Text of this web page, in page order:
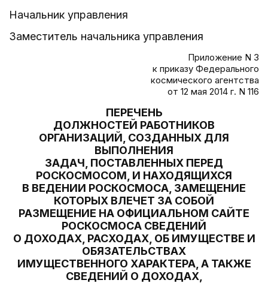
Начальник управления
Заместитель начальника управления
Приложение N 3
к приказу Федерального
космического агентства
от 12 мая 2014 г. N 116
ПЕРЕЧЕНЬ
ДОЛЖНОСТЕЙ РАБОТНИКОВ
ОРГАНИЗАЦИЙ, СОЗДАННЫХ ДЛЯ
ВЫПОЛНЕНИЯ
ЗАДАЧ, ПОСТАВЛЕННЫХ ПЕРЕД
РОСКОСМОСОМ, И НАХОДЯЩИХСЯ
В ВЕДЕНИИ РОСКОСМОСА, ЗАМЕЩЕНИЕ
КОТОРЫХ ВЛЕЧЕТ ЗА СОБОЙ
РАЗМЕЩЕНИЕ НА ОФИЦИАЛЬНОМ САЙТЕ
РОСКОСМОСА СВЕДЕНИЙ
О ДОХОДАХ, РАСХОДАХ, ОБ ИМУЩЕСТВЕ И
ОБЯЗАТЕЛЬСТВАХ
ИМУЩЕСТВЕННОГО ХАРАКТЕРА, А ТАКЖЕ
СВЕДЕНИЙ О ДОХОДАХ,